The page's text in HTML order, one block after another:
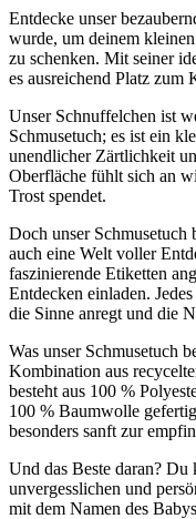
Entdecke unser
wurde, um deinem
zu schenken. Mit seiner
es ausreichend Platz zum
Unser Schnuffelchen ist
Schmusetuch; es ist ein
unendlicher Zärtlichkeit
Oberfläche fühlt sich an
Trost spendet.
Doch unser Schmusetuch
auch eine Welt voller
faszinierende Etiketten
Entdecken einladen.
die Sinne anregt und die
Was unser Schmusetuch
Kombination aus
besteht aus 100 %
100 % Baumwolle
besonders sanft zur
Und das Beste daran? Du
unvergesslichen und
mit dem Namen des